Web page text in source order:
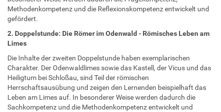
Methodenkompetenz und die Reflexionskompetenz entwickelt und
gefördert.
2. Doppelstunde: Die Römer im Odenwald - Römisches Leben am
Limes
Die Inhalte der zweiten Doppelstunde haben exemplarischen
Charakter. Der Odenwaldlimes sowie das Kastell, der Vicus und das
Heiligtum bei Schloßau, sind Teil der römischen
Herrschaftsausübung und zeigen den Lernenden beispielhaft das
Leben am Limes auf. In besonderer Weise werden dadurch die
Sachkompetenz und die Methodenkompetenz entwickelt und